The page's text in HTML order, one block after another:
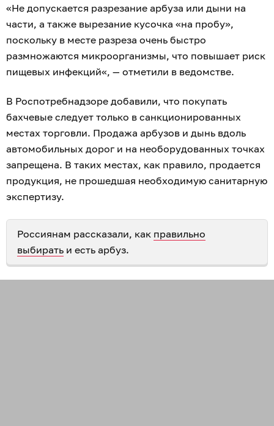
«Не допускается разрезание арбуза или дыни на
части, а также вырезание кусочка «на пробу»,
поскольку в месте разреза очень быстро
размножаются микроорганизмы, что повышает риск
пищевых инфекций«, — отметили в ведомстве.
В Роспотребнадзоре добавили, что покупать
бахчевые следует только в санкционированных
местах торговли. Продажа арбузов и дынь вдоль
автомобильных дорог и на необорудованных точках
запрещена. В таких местах, как правило, продается
продукция, не прошедшая необходимую санитарную
экспертизу.
Россиянам рассказали, как правильно
выбирать и есть арбуз.